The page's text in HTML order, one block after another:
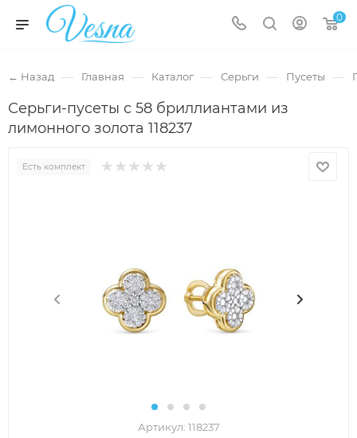
0
← Назад — Главная — Каталог — Серьги — Пусеты —
Серьги-пусеты с 58 бриллиантами из
лимонного золота 118237
Есть комплект
Артикул: 118237